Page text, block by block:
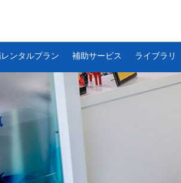
ンタルプラン 補助サービス ライブラリ